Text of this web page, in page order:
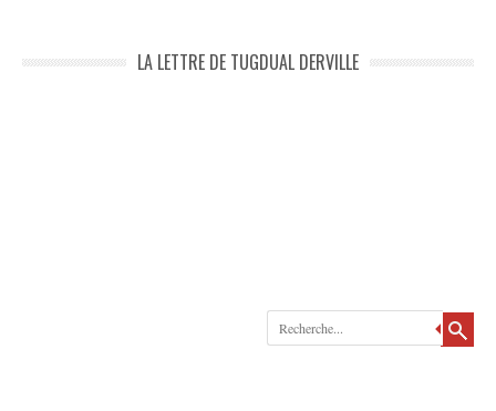
LA LETTRE DE TUGDUAL DERVILLE
Recherche